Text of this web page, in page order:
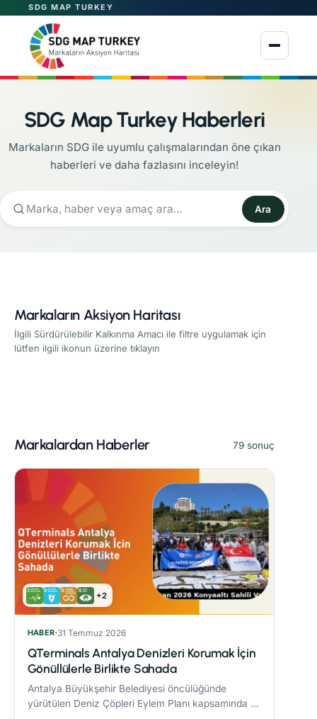
SDG MAP TURKEY
Menüyü aç
SDG Map Turkey Haberleri
Markaların SDG ile uyumlu çalışmalarından öne çıkan
haberleri ve daha fazlasını inceleyin!
Ara
Markaların Aksiyon Haritası
İlgili Sürdürülebilir Kalkınma Amacı ile filtre uygulamak için
lütfen ilgili ikonun üzerine tıklayın
Markalardan Haberler 79 sonuç
+2
HABER 31 Temmuz 2026
QTerminals Antalya Denizleri Korumak İçin
Gönüllülerle Birlikte Sahada
Antalya Büyükşehir Belediyesi öncülüğünde
yürütülen Deniz Çöpleri Eylem Planı kapsamında 11